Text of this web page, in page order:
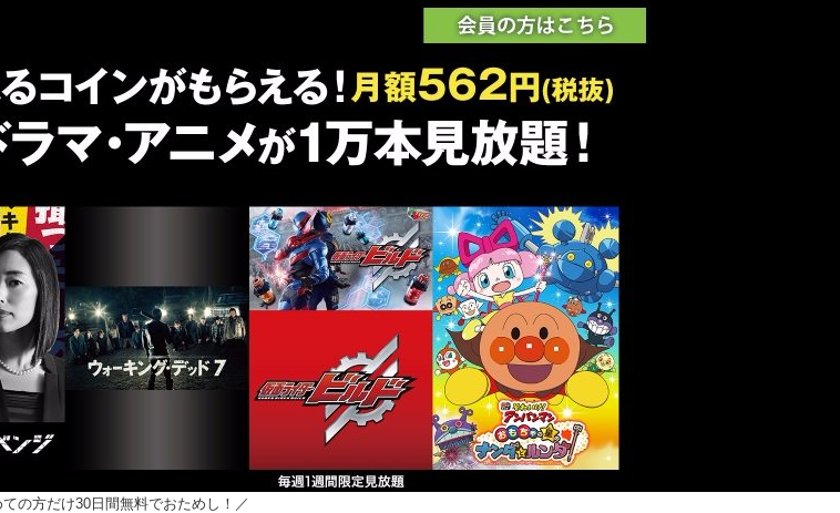
の方だけ30日間無料でおためし！／